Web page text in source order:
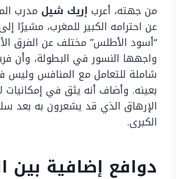
من جهته، أعرب إريك شيل مدرب
عن احترامه الكبير للمغرب، مشيرًا
“أسود الأطلس” مختلف عن الفرق
واجهها النسور في البطولة، وأن
شاملة للتعامل مع المنافس وليس
بعينه. وأضاف أنه يثق في إمكانيات
الإرهاق الذي قد يشعرون به بعد
الكبرى.
دوافع إضافية بين